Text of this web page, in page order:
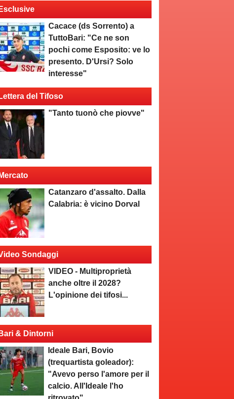
Esclusive
Cacace (ds Sorrento) a
TuttoBari: "Ce ne son
pochi come Esposito: ve lo
presento. D'Ursi? Solo
interesse"
Lettera del Tifoso
"Tanto tuonò che piovve"
Mercato
Catanzaro d'assalto. Dalla
Calabria: è vicino Dorval
Sondaggi
VIDEO - Multiproprietà
anche oltre il 2028?
L'opinione dei tifosi...
Bari & Dintorni
Ideale Bari, Bovio
(trequartista goleador):
"Avevo perso l'amore per il
calcio. All'Ideale l'ho